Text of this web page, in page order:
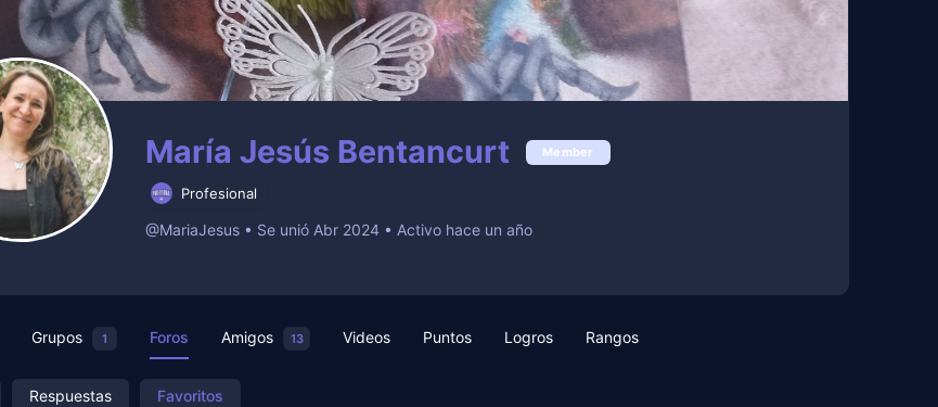
María Jesús Bentancurt Member
Profesional
@MariaJesus • Se unió Abr 2024 • Activo hace un año
Grupos 1 Foros Amigos 13 Videos Puntos Logros Rangos
Respuestas Favoritos